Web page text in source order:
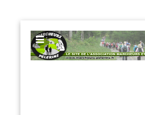
EXPOSE FRAMEWORK FOR